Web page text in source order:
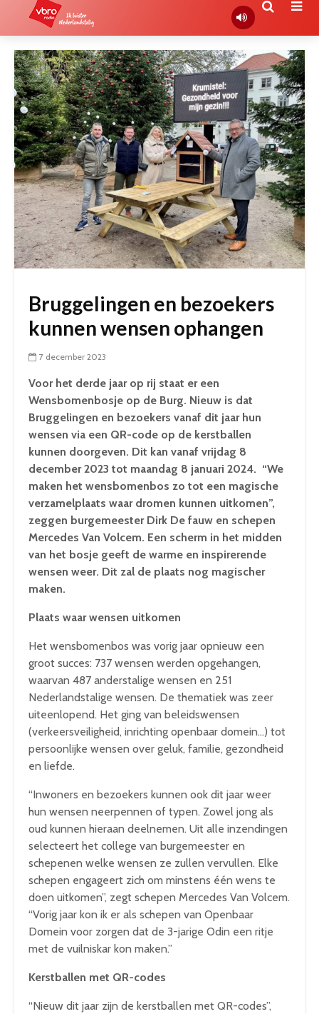
Bruggelingen en bezoekers
kunnen wensen ophangen
7 december 2023
Voor het derde jaar op rij staat er een
Wensbomenbosje op de Burg. Nieuw is dat
Bruggelingen en bezoekers vanaf dit jaar hun
wensen via een QR-code op de kerstballen
kunnen doorgeven. Dit kan vanaf vrijdag 8
december 2023 tot maandag 8 januari 2024. “We
maken het wensbomenbos zo tot een magische
verzamelplaats waar dromen kunnen uitkomen”,
zeggen burgemeester Dirk De fauw en schepen
Mercedes Van Volcem. Een scherm in het midden
van het bosje geeft de warme en inspirerende
wensen weer. Dit zal de plaats nog magischer
maken.
Plaats waar wensen uitkomen
Het wensbomenbos was vorig jaar opnieuw een
groot succes: 737 wensen werden opgehangen,
waarvan 487 anderstalige wensen en 251
Nederlandstalige wensen. De thematiek was zeer
uiteenlopend. Het ging van beleidswensen
(verkeersveiligheid, inrichting openbaar domein…) tot
persoonlijke wensen over geluk, familie, gezondheid
en liefde.
“Inwoners en bezoekers kunnen ook dit jaar weer
hun wensen neerpennen of typen. Zowel jong als
oud kunnen hieraan deelnemen. Uit alle inzendingen
selecteert het college van burgemeester en
schepenen welke wensen ze zullen vervullen. Elke
schepen engageert zich om minstens één wens te
doen uitkomen”, zegt schepen Mercedes Van Volcem.
“Vorig jaar kon ik er als schepen van Openbaar
Domein voor zorgen dat de 3-jarige Odin een ritje
met de vuilniskar kon maken.”
Kerstballen met QR-codes
“Nieuw dit jaar zijn de kerstballen met QR-codes”,